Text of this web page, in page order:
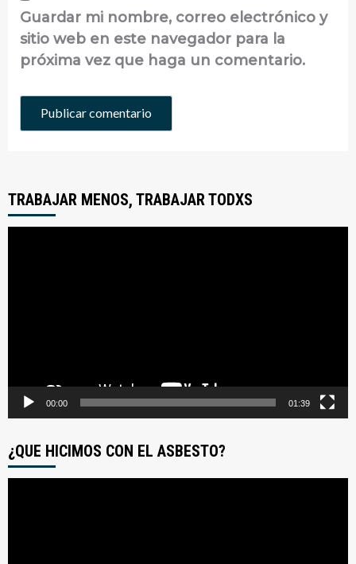
Guardar mi nombre, correo electrónico y
sitio web en este navegador para la
próxima vez que haga un comentario.
TRABAJAR MENOS, TRABAJAR TODXS
00:00 01:39
¿QUE HICIMOS CON EL ASBESTO?